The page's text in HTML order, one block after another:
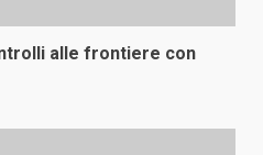
alle frontiere con